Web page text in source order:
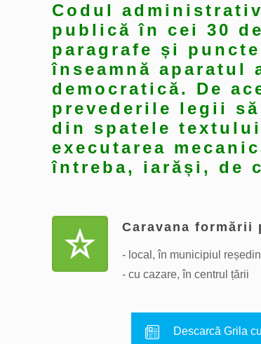
Codul
publică în cei 30
paragrafe și
înseamnă aparatul
democratică. De
prevederile legii
din spatele
executarea
întreba, iarăși, de
Caravana
- local, în municipiul
- cu cazare, în centrul țării
Descarcă Grila